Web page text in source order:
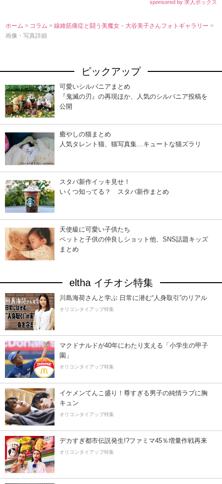
sponsored by 求人ボックス
ホーム > コラム>線維筋痛症と闘う美魔女・大谷美子さんフォトギャラリー>
画像・写真詳細
ピックアップ
可愛いシルバニアまとめ
『鬼滅の刃』の再現ほか、人気のシルバニア投稿を
公開
癒やしの猫まとめ
人気タレント猫、猫写真集…キュートな猫ズラリ
スタバ新作イッキ見せ！
いくつ知ってる？ スタバ新作まとめ
天使級に可愛い子供たち
ペットと子供の仲良しショット他、SNS話題キッズ
まとめ
eltha イチオシ特集
川島海荷さんと学ぶ 日常に潜む“人身取引”のリアル
オリコンタイアップ特集
マクドナルドが40年にわたり支える「小学生の甲子
園」
オリコンタイアップ特集
イケメンてんこ盛り！尊すぎる男子の純情ラブに胸
キュン
オリコンタイアップ特集
デカすぎ都市伝説発生!?ファミマ45％増量作戦再来
オリコンタイアップ特集